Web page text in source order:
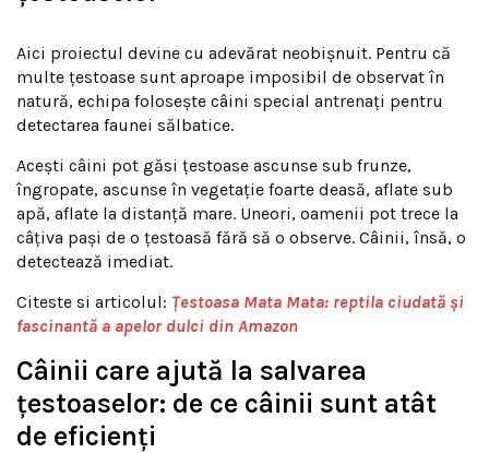
Aici proiectul devine cu adevărat neobișnuit. Pentru că
multe țestoase sunt aproape imposibil de observat în
natură, echipa folosește câini special antrenați pentru
detectarea faunei sălbatice.
Acești câini pot găsi țestoase ascunse sub frunze,
îngropate, ascunse în vegetație foarte deasă, aflate sub
apă, aflate la distanță mare. Uneori, oamenii pot trece la
câțiva pași de o țestoasă fără să o observe. Câinii, însă, o
detectează imediat.
Citeste si articolul: Țestoasa Mata Mata: reptila ciudată și
fascinantă a apelor dulci din Amazon
Câinii care ajută la salvarea
țestoaselor: de ce câinii sunt atât
de eficienți